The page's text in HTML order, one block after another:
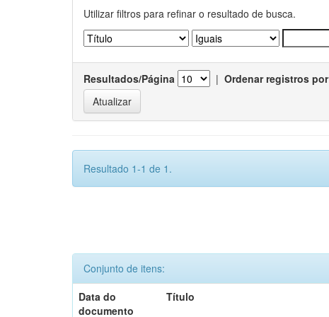
Utilizar filtros para refinar o resultado de busca.
Resultados/Página | Ordenar registros por
Resultado 1-1 de 1.
Conjunto de itens:
Data do
documento
Título